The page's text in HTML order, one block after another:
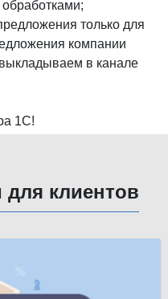
только для
компании
в канале
1С!
для клиентов